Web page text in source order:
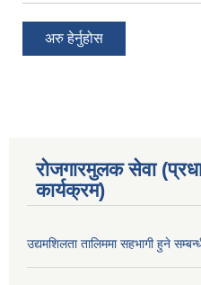
अरु हेर्नुहोस
रोजगारमुलक सेवा
कार्यक्रम)
उद्यमशिलता तालिममा सहभागी हुने